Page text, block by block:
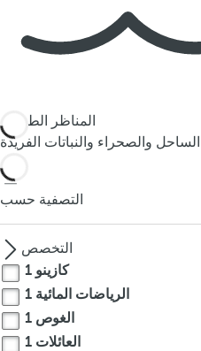
المناظر الطبيعية
والصحراء والنباتات الفريدة
التصفية حسب
التخصص
كازينو 1
الرياضات المائية 1
الغوص 1
العائلات 1